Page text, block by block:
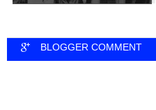
BLOGGER COMMENT